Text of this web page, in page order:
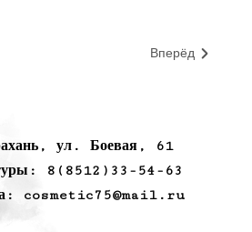
Вперёд
ул. Боевая, 61
8(8512)33-54-63
cosmetic75@mail.ru